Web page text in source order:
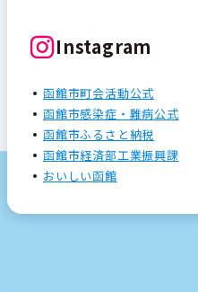
Instagram
函館市町会活動公式
函館市感染症・難病公式
函館市ふるさと納税
函館市経済部工業振興課
おいしい函館